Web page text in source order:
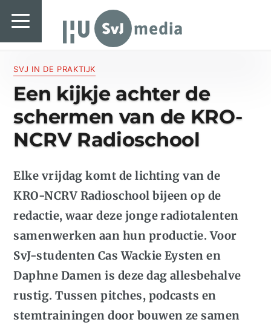
SvJ media
SVJ IN DE PRAKTIJK
Een kijkje achter de
schermen van de KRO-
NCRV Radioschool
Elke vrijdag komt de lichting van de
KRO-NCRV Radioschool bijeen op de
redactie, waar deze jonge radiotalenten
samenwerken aan hun productie. Voor
SvJ-studenten Cas Wackie Eysten en
Daphne Damen is deze dag allesbehalve
rustig. Tussen pitches, podcasts en
stemtrainingen door bouwen ze samen
SvJ media
Landelijk
Regionaal
Specials & International
In de praktijk
Freelancebureau
Introductiefestival
Agenda & Vacatures